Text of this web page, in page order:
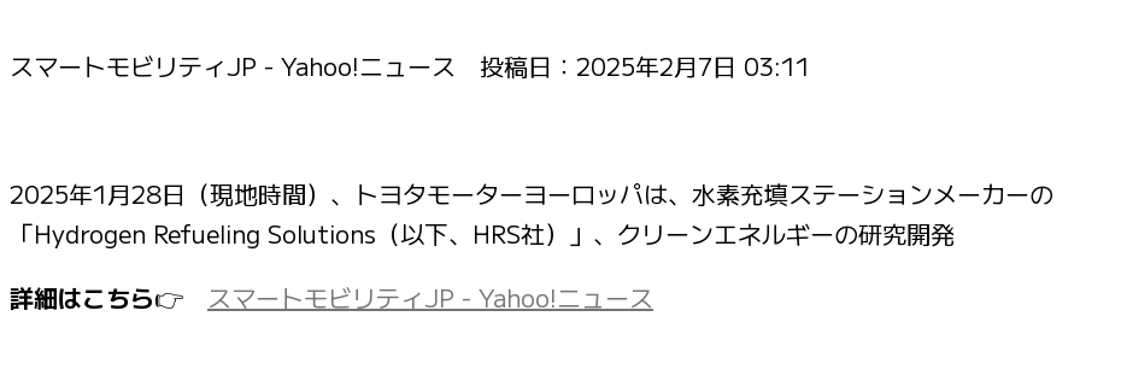
スマートモビリティJP - Yahoo!ニュース 投稿日： 2025年2月7日 03:11
2025年1月28日（現地時間）、トヨタモーターヨーロッパは、水素充填ステーションメーカーの
「Hydrogen Refueling Solutions（以下、HRS社）」、クリーンエネルギーの研究開発
詳細はこちら👉 スマートモビリティJP - Yahoo!ニュース